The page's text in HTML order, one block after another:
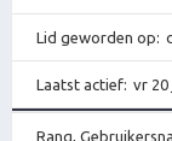
Lid geworden op
Laatst actief vr 20
Rang,